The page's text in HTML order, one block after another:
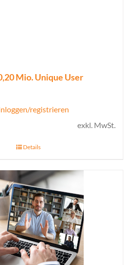
Mio. Unique User
registrieren
exkl. MwSt.
Details